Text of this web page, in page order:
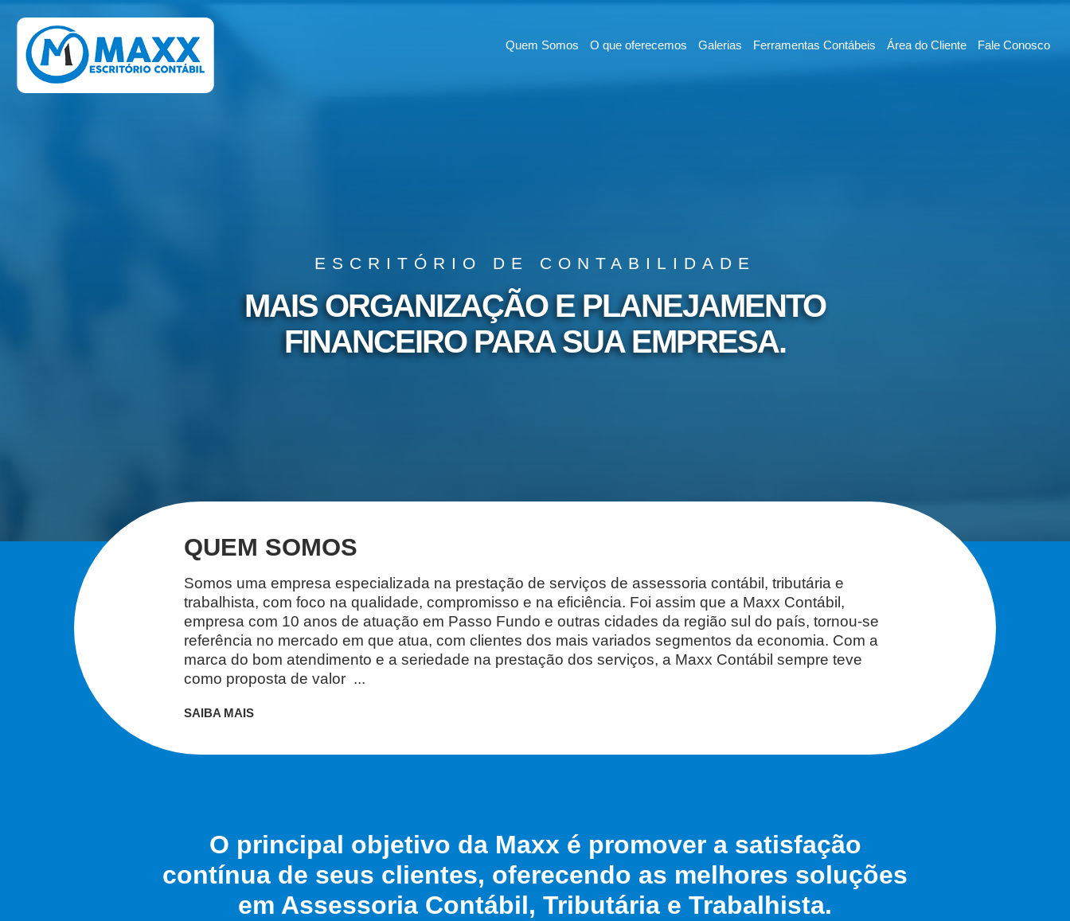
Quem Somos O que oferecemos Galerias Ferramentas Contábeis Área do Cliente Fale Conosco
ESCRITÓRIO DE CONTABILIDADE
MAIS ORGANIZAÇÃO E PLANEJAMENTO
FINANCEIRO PARA SUA EMPRESA.
QUEM SOMOS
Somos uma empresa especializada na prestação de serviços de assessoria contábil, tributária e
trabalhista, com foco na qualidade, compromisso e na eficiência. Foi assim que a Maxx Contábil,
empresa com 10 anos de atuação em Passo Fundo e outras cidades da região sul do país, tornou-se
referência no mercado em que atua, com clientes dos mais variados segmentos da economia. Com a
marca do bom atendimento e a seriedade na prestação dos serviços, a Maxx Contábil sempre teve
como proposta de valor ...
SAIBA MAIS
O principal objetivo da Maxx é promover a satisfação
contínua de seus clientes, oferecendo as melhores soluções
em Assessoria Contábil, Tributária e Trabalhista.